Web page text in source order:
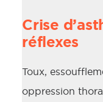
Crise
réflexes
Toux,
oppression